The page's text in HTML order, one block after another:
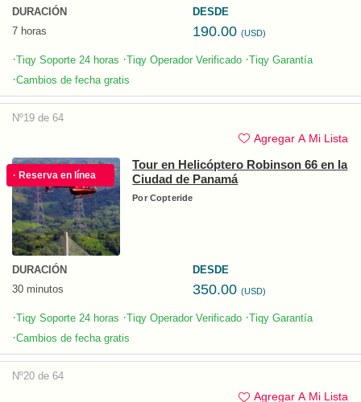
DURACIÓN
7 horas
DESDE
190.00 (USD)
·Tiqy Soporte 24 horas ·Tiqy Operador Verificado ·Tiqy Garantía
·Cambios de fecha gratis
Nº19 de 64
Agregar A Mi Lista
· Reserva en línea
Tour en Helicóptero Robinson 66 en la
Ciudad de Panamá
PorCopteride
DURACIÓN
30 minutos
DESDE
350.00 (USD)
·Tiqy Soporte 24 horas ·Tiqy Operador Verificado ·Tiqy Garantía
·Cambios de fecha gratis
Nº20 de 64
Agregar A Mi Lista